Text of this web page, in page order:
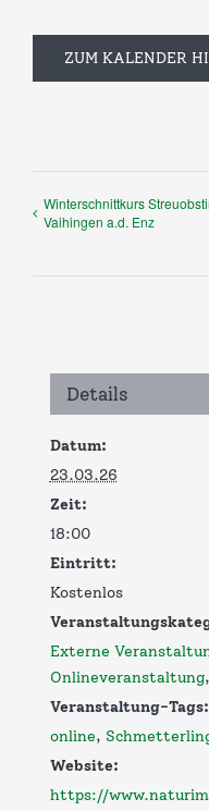
ZUM KALENDER
Winterschnittkurs
Vaihingen a.d. Enz
Details
Datum:
23.03.26
Zeit:
18:00
Eintritt:
Kostenlos
Externe
Onlineveranstaltung,
Veranstaltung-Tags:
online,
Website:
https://